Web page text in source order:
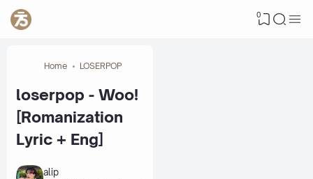
0
Home LOSERPOP
loserpop - Woo!
[Romanization
Lyric + Eng]
alip